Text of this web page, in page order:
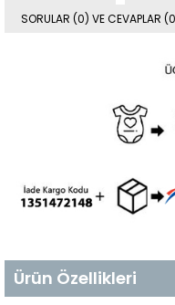
SORULAR (0) VE CEVAPLAR
Ürün Özellikleri